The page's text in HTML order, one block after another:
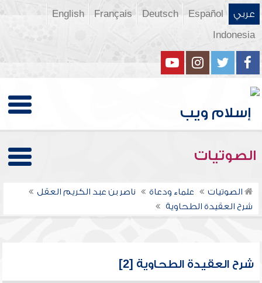
عربي Español
Deutsch
Français
English
Indonesia
الصوتيات
الصوتيات علماء ودعاة
ناصر بن عبد الكريم العقل
شرح العقيدة الطحاوية
شرح العقيدة الطحاوية [2]